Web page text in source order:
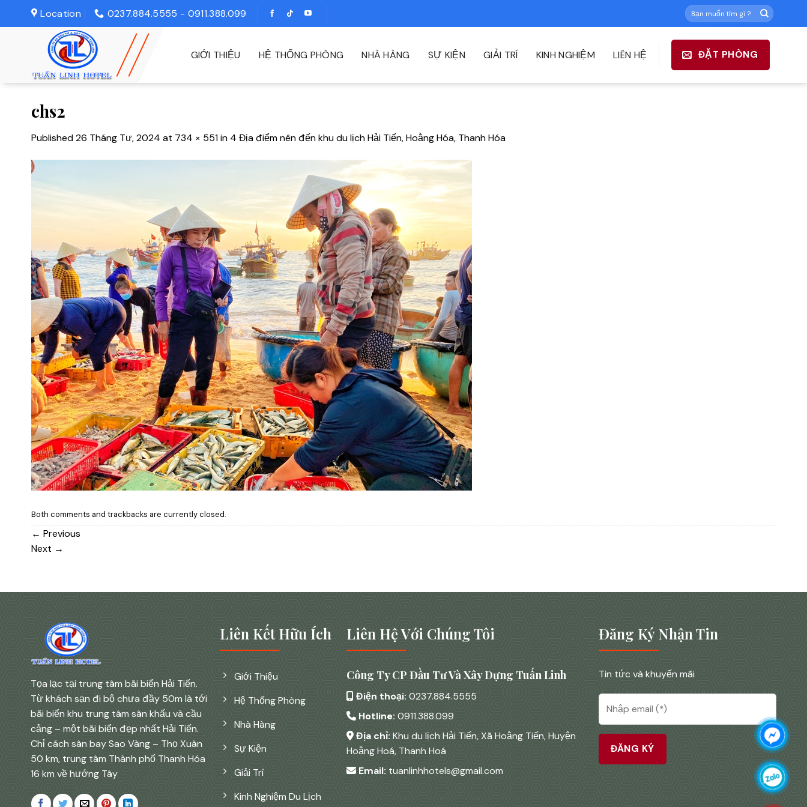
Location 0237.884.5555 - 0911.388.099
Tìm
kiếm:
GIỚI THIỆU HỆ THỐNG PHÒNG NHÀ HÀNG SỰ KIỆN GIẢI TRÍ KINH NGHIỆM LIÊN HỆ ĐẶT PHÒNG
chs2
Published26 Tháng Tư, 2024 at 734 × 551in 4 Địa điểm nên đến khu du lịch Hải Tiến, Hoằng Hóa, Thanh Hóa
Both comments and trackbacks are currently closed.
← Previous
Next →
Tọa lạc tại trung tâm bãi biển Hải Tiến.
Từ khách sạn đi bộ chưa đầy 50m là tới
bãi biển khu trung tâm sân khấu và cầu
cảng – một bãi biển đẹp nhất Hải Tiến.
Chỉ cách sân bay Sao Vàng – Thọ Xuân
50 km, trung tâm Thành phố Thanh Hóa
16 km về hướng Tây
Liên Kết Hữu Ích
Giới Thiệu
Hệ Thống Phòng
Nhà Hàng
Sự Kiện
Giải Trí
Kinh Nghiệm Du Lịch
Liên Hệ Với Chúng Tôi
Công Ty CP Đầu Tư Và Xây Dựng Tuấn Linh
Điện thoại: 0237.884.5555
Hotline: 0911.388.099
Địa chỉ: Khu du lịch Hải Tiến, Xã Hoằng Tiến, Huyện
Hoằng Hoá, Thanh Hoá
Email: tuanlinhhotels@gmail.com
Đăng Ký Nhận Tin
Tin tức và khuyến mãi